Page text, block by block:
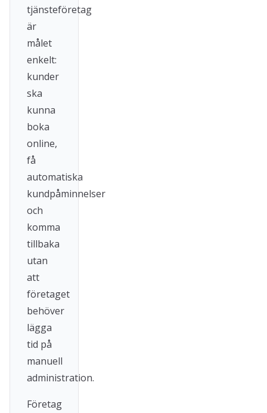
tjänsteföretag
är
målet
enkelt:
kunder
ska
kunna
boka
online,
få
automatiska
kundpåminnelser
och
komma
tillbaka
utan
att
företaget
behöver
lägga
tid på
manuell
administration.
Företag